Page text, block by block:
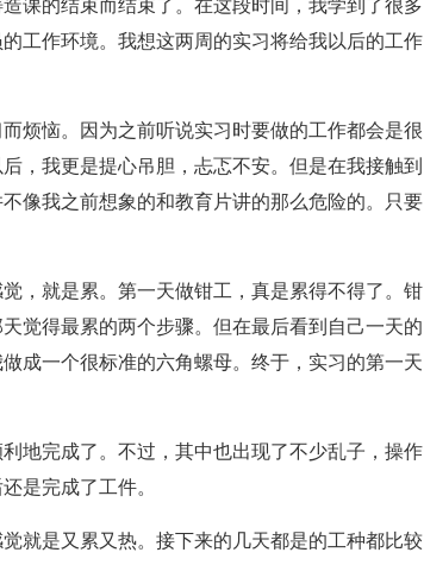
课的结束而结束了。在这段时间，我学到了很多
工作环境。我想这两周的实习将给我以后的工作
烦恼。因为之前听说实习时要做的工作都会是很
，我更是提心吊胆，忐忑不安。但是在我接触到
像我之前想象的和教育片讲的那么危险的。只要
，就是累。第一天做钳工，真是累得不得了。钳
觉得最累的两个步骤。但在最后看到自己一天的
成一个很标准的六角螺母。终于，实习的第一天
地完成了。不过，其中也出现了不少乱子，操作
是完成了工件。
就是又累又热。接下来的几天都是的工种都比较